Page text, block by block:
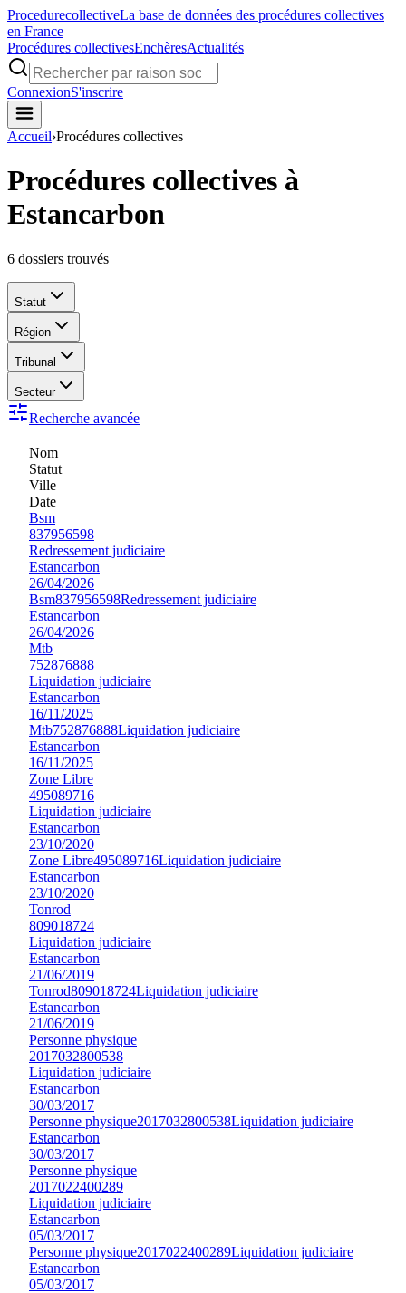
ProcedurecollectiveLa base de données des procédures collectives
en France
Procédures collectivesEnchèresActualités
ConnexionS'inscrire
Accueil›Procédures collectives
Procédures collectives à
Estancarbon
6 dossiers trouvés
Statut
Région
Tribunal
Secteur
Recherche avancée
Nom
Statut
Ville
Date
Bsm
837956598
Redressement judiciaire
Estancarbon
26/04/2026
Bsm837956598Redressement judiciaire
Estancarbon
26/04/2026
Mtb
752876888
Liquidation judiciaire
Estancarbon
16/11/2025
Mtb752876888Liquidation judiciaire
Estancarbon
16/11/2025
Zone Libre
495089716
Liquidation judiciaire
Estancarbon
23/10/2020
Zone Libre495089716Liquidation judiciaire
Estancarbon
23/10/2020
Tonrod
809018724
Liquidation judiciaire
Estancarbon
21/06/2019
Tonrod809018724Liquidation judiciaire
Estancarbon
21/06/2019
Personne physique
2017032800538
Liquidation judiciaire
Estancarbon
30/03/2017
Personne physique2017032800538Liquidation judiciaire
Estancarbon
30/03/2017
Personne physique
2017022400289
Liquidation judiciaire
Estancarbon
05/03/2017
Personne physique2017022400289Liquidation judiciaire
Estancarbon
05/03/2017